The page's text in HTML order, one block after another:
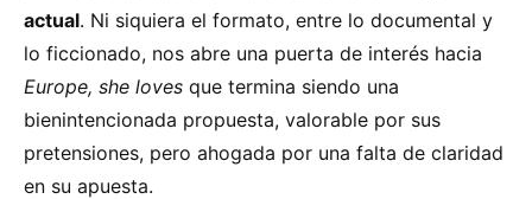
actual. Ni siquiera el formato, entre lo documental y
lo ficcionado, nos abre una puerta de interés hacia
Europe, she loves que termina siendo una
bienintencionada propuesta, valorable por sus
pretensiones, pero ahogada por una falta de claridad
en su apuesta.